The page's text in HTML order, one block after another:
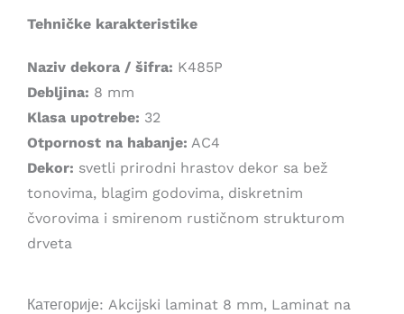
Tehničke karakteristike
Naziv dekora / šifra: K485P
Debljina: 8 mm
Klasa upotrebe: 32
Otpornost na habanje: AC4
Dekor: svetli prirodni hrastov dekor sa bež
tonovima, blagim godovima, diskretnim
čvorovima i smirenom rustičnom strukturom
drveta
Категорије: Akcijski laminat 8 mm, Laminat na